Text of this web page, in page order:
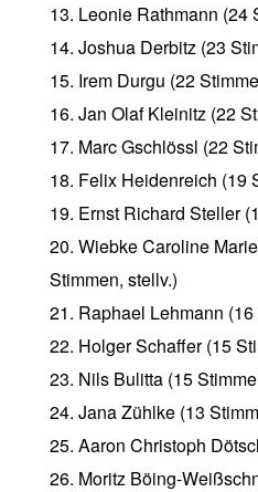
13. Leonie Rathmann (24
14. Joshua Derbitz (23
15. Irem Durgu (22
16. Jan Olaf Kleinitz (22
17. Marc Gschlössl (22
18. Felix Heidenreich (19
19. Ernst Richard Steller
20. Wiebke Caroline
Stimmen, stellv.)
21. Raphael Lehmann
22. Holger Schaffer (15
23. Nils Bulitta (15
24. Jana Zühlke (13
25. Aaron Christoph
26. Moritz Böing-